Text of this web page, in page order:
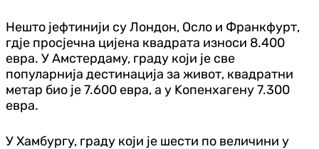
Нешто јефтинији су Лондон, Осло и Франкфурт,
гдје просјечна цијена квадрата износи 8.400
евра. У Амстердаму, граду који је све
популарнија дестинација за живот, квадратни
метар био је 7.600 евра, а у Kопенхагену 7.300
евра.
У Хамбургу, граду који је шести по величини у